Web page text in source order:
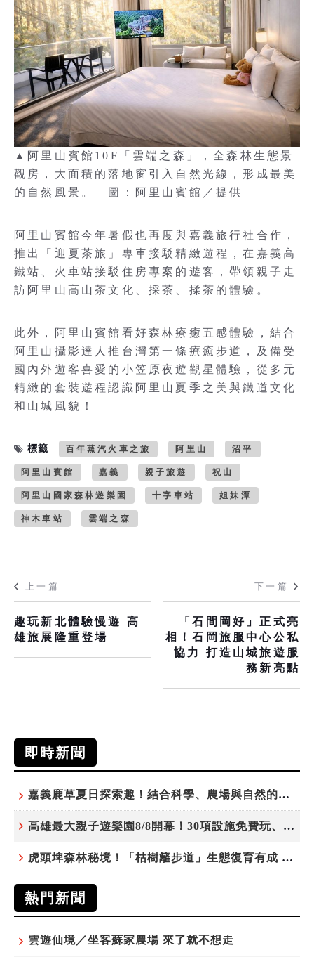
▲阿里山賓館10F「雲端之森」，全森林生態景
觀房，大面積的落地窗引入自然光線，形成最美
的自然風景。 圖：阿里山賓館／提供
阿里山賓館今年暑假也再度與嘉義旅行社合作，
推出「迎夏茶旅」專車接駁精緻遊程，在嘉義高
鐵站、火車站接駁住房專案的遊客，帶領親子走
訪阿里山高山茶文化、採茶、揉茶的體驗。
此外，阿里山賓館看好森林療癒五感體驗，結合
阿里山攝影達人推台灣第一條療癒步道，及備受
國內外遊客喜愛的小笠原夜遊觀星體驗，從多元
精緻的套裝遊程認識阿里山夏季之美與鐵道文化
和山城風貌！
標籤 百年蒸汽火車之旅 阿里山 沼平
阿里山賓館 嘉義 親子旅遊 祝山
阿里山國家森林遊樂園 十字車站 姐妹潭
神木車站 雲端之森
上一篇
趣玩新北體驗慢遊 高
雄旅展隆重登場
下一篇
「石間岡好」正式亮
相！石岡旅服中心公私
協力 打造山城旅遊服
務新亮點
即時新聞
嘉義鹿草夏日探索趣！結合科學、農場與自然的親子小旅行
高雄最大親子遊樂園8/8開幕！30項設施免費玩、YOYO家族嗨翻暑假
虎頭埤森林秘境！「枯樹籬步道」生態復育有成 走進大自然生命教室
熱門新聞
雲遊仙境／坐客蘇家農場 來了就不想走